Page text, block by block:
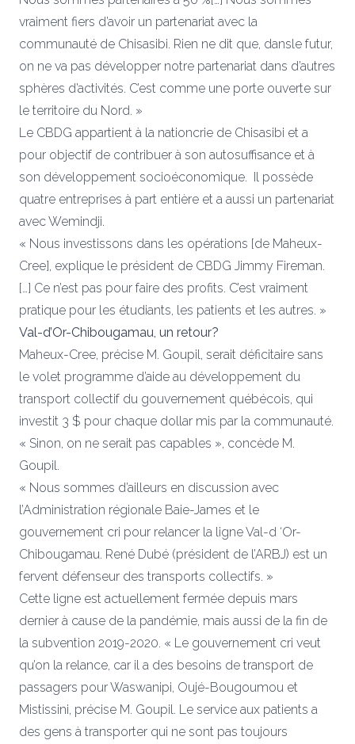
vraiment fiers d’avoir un partenariat avec la
communauté de Chisasibi. Rien ne dit que, dansle futur,
on ne va pas développer notre partenariat dans d’autres
sphères d’activités. C’est comme une porte ouverte sur
le territoire du Nord. »
Le CBDG appartient à la nationcrie de Chisasibi et a
pour objectif de contribuer à son autosuffisance et à
son développement socioéconomique. Il possède
quatre entreprises à part entière et a aussi un partenariat
avec Wemindji.
« Nous investissons dans les opérations [de Maheux-
Cree], explique le président de CBDG Jimmy Fireman.
[…] Ce n’est pas pour faire des profits. C’est vraiment
pratique pour les étudiants, les patients et les autres. »
Val-d’Or-Chibougamau, un retour?
Maheux-Cree, précise M. Goupil, serait déficitaire sans
le volet programme d’aide au développement du
transport collectif du gouvernement québécois, qui
investit 3 $ pour chaque dollar mis par la communauté.
« Sinon, on ne serait pas capables », concède M.
Goupil.
« Nous sommes d’ailleurs en discussion avec
l’Administration régionale Baie-James et le
gouvernement cri pour relancer la ligne Val-d ‘Or-
Chibougamau. René Dubé (président de l’ARBJ) est un
fervent défenseur des transports collectifs. »
Cette ligne est actuellement fermée depuis mars
dernier à cause de la pandémie, mais aussi de la fin de
la subvention 2019-2020. « Le gouvernement cri veut
qu’on la relance, car il a des besoins de transport de
passagers pour Waswanipi, Oujé-Bougoumou et
Mistissini, précise M. Goupil. Le service aux patients a
des gens à transporter qui ne sont pas toujours